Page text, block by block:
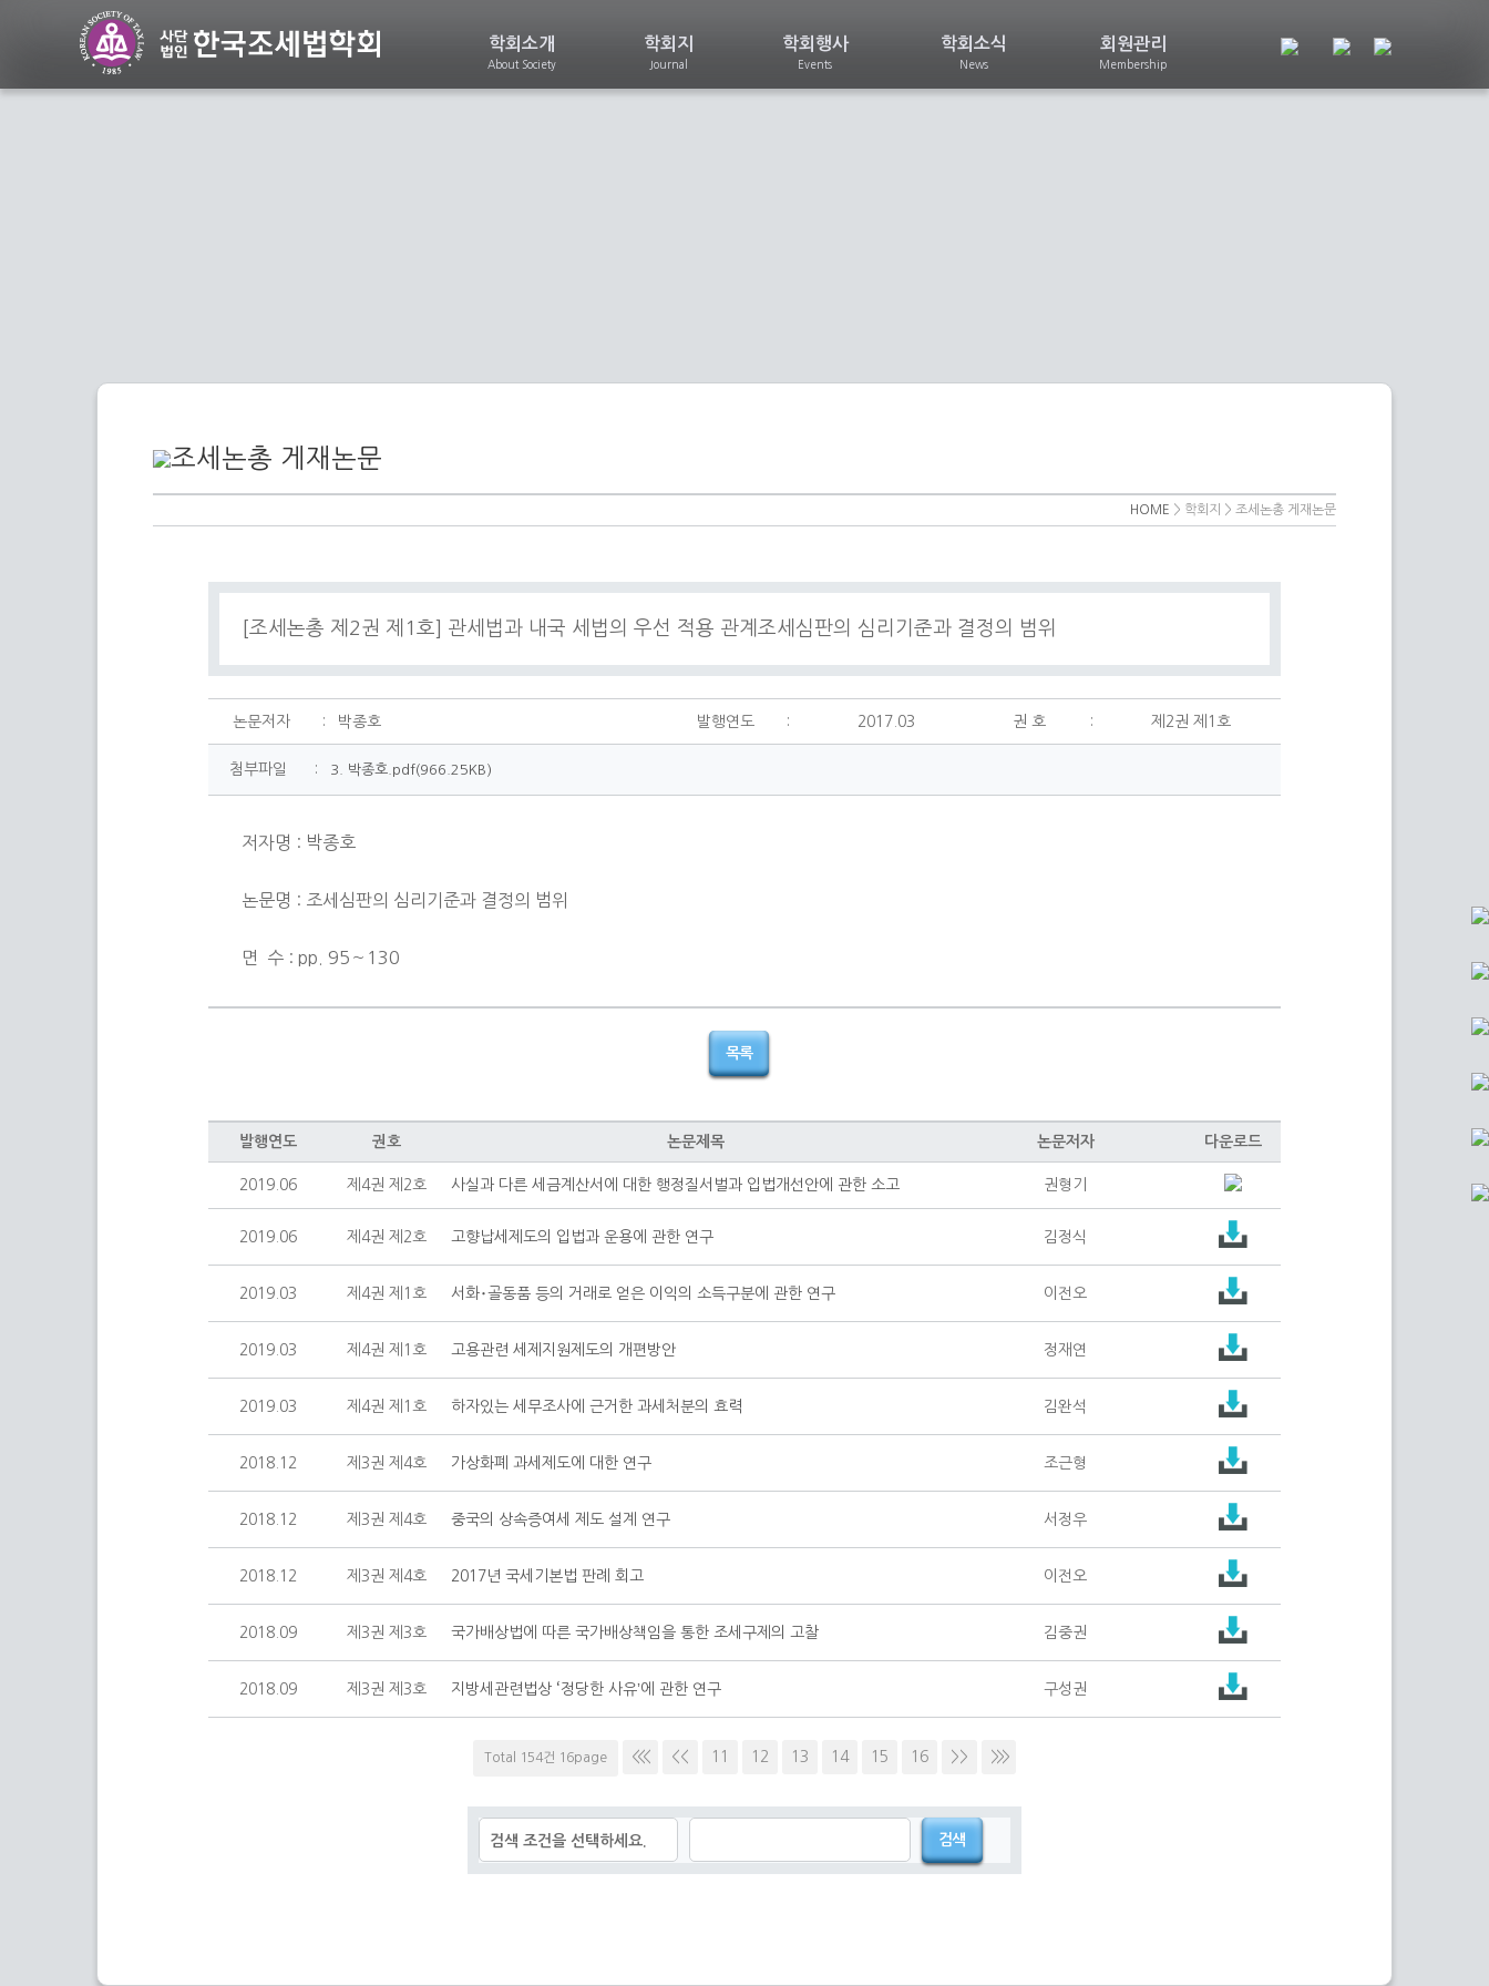
학회소개
About Society
학회지
Journal
학회행사
Events
학회소식
News
회원관리
Membership
조세논총 게재논문
HOME > 학회지 > 조세논총 게재논문
[조세논총 제2권 제1호] 관세법과 내국 세법의 우선 적용 관계조세심판의 심리기준과 결정의 범위
논문저자 : 박종호 발행연도 : 2017.03 권 호 : 제2권 제1호
첨부파일 : 3. 박종호.pdf(966.25KB)
저자명 : 박종호
논문명 : 조세심판의 심리기준과 결정의 범위
​면 수 : pp. 95～130
목록
발행연도 권호 논문제목 논문저자 다운로드
2019.06 제4권 제2호 사실과 다른 세금계산서에 대한 행정질서벌과 입법개선안에 관한 소고 권형기
2019.06 제4권 제2호 고향납세제도의 입법과 운용에 관한 연구 김정식
2019.03 제4권 제1호 서화･골동품 등의 거래로 얻은 이익의 소득구분에 관한 연구 이전오
2019.03 제4권 제1호 고용관련 세제지원제도의 개편방안 정재연
2019.03 제4권 제1호 하자있는 세무조사에 근거한 과세처분의 효력 김완석
2018.12 제3권 제4호 가상화폐 과세제도에 대한 연구 조근형
2018.12 제3권 제4호 중국의 상속증여세 제도 설계 연구 서정우
2018.12 제3권 제4호 2017년 국세기본법 판례 회고 이전오
2018.09 제3권 제3호 국가배상법에 따른 국가배상책임을 통한 조세구제의 고찰 김중권
2018.09 제3권 제3호 지방세관련법상 ʻ정당한 사유ʼ에 관한 연구 구성권
Total 154건 16page <<< << 11 12 13 14 15 16 >> >>>
검색 조건을 선택하세요. 검색